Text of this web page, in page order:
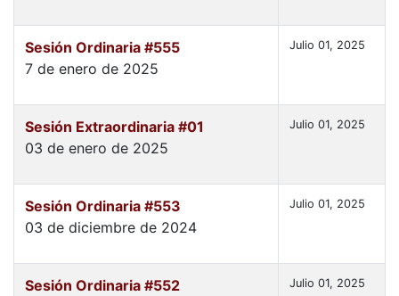
Sesión Ordinaria #555
7 de enero de 2025
Julio 01, 2025
Sesión Extraordinaria #01
03 de enero de 2025
Julio 01, 2025
Sesión Ordinaria #553
03 de diciembre de 2024
Julio 01, 2025
Sesión Ordinaria #552
Julio 01, 2025